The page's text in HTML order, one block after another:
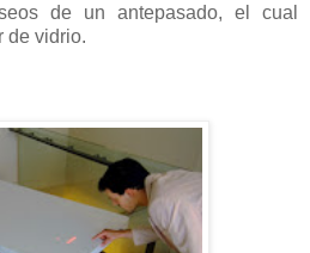
de un antepasado, el cual
de vidrio.